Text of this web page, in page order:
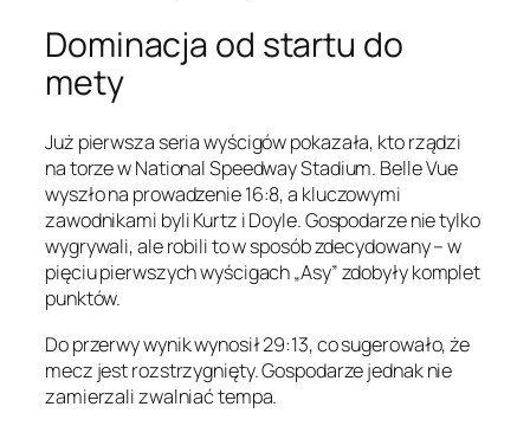
Dominacja od startu do
mety
Już pierwsza seria wyścigów pokazała, kto rządzi
na torze w National Speedway Stadium. Belle Vue
wyszło na prowadzenie 16:8, a kluczowymi
zawodnikami byli Kurtz i Doyle. Gospodarze nie tylko
wygrywali, ale robili to w sposób zdecydowany – w
pięciu pierwszych wyścigach „Asy” zdobyły komplet
punktów.
Do przerwy wynik wynosił 29:13, co sugerowało, że
mecz jest rozstrzygnięty. Gospodarze jednak nie
zamierzali zwalniać tempa.